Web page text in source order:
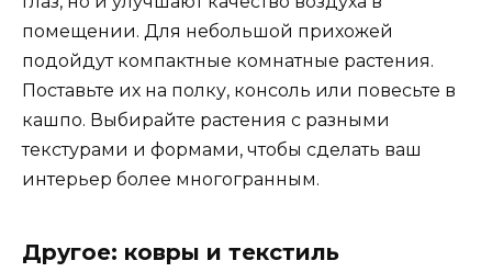
помещении. Для небольшой прихожей
подойдут компактные комнатные растения.
Поставьте их на полку, консоль или повесьте в
кашпо. Выбирайте растения с разными
текстурами и формами, чтобы сделать ваш
интерьер более многогранным.
Другое: ковры и текстиль